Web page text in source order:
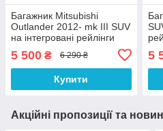
Багажник Mitsubishi
Outlander 2012- mk III SUV
на інтегровані рейлінги
5 500 ₴ 6 290 ₴
Купити
5
Акційні пропозиції та